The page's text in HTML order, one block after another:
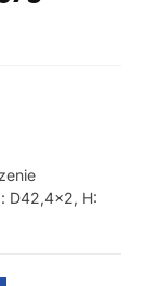
D42,4×2, H: